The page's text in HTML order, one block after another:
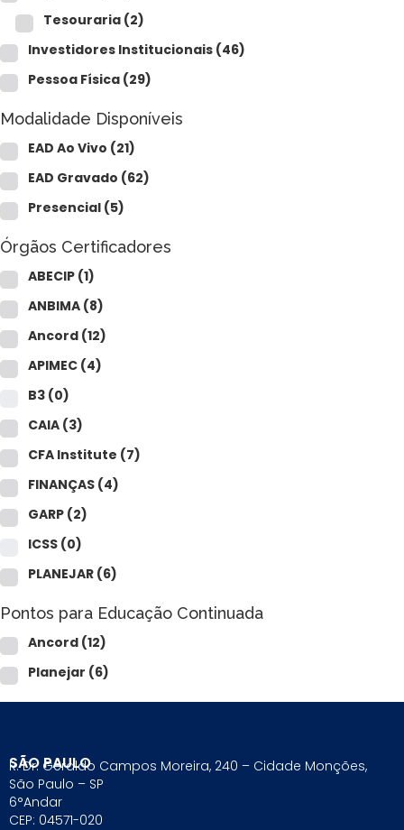
Tesouraria (2)
Investidores Institucionais (46)
Pessoa Física (29)
Modalidade Disponíveis
EAD Ao Vivo (21)
EAD Gravado (62)
Presencial (5)
Órgãos Certificadores
ABECIP (1)
ANBIMA (8)
Ancord (12)
APIMEC (4)
B3 (0)
CAIA (3)
CFA Institute (7)
FINANÇAS (4)
GARP (2)
ICSS (0)
PLANEJAR (6)
Pontos para Educação Continuada
Ancord (12)
Planejar (6)
SÃO PAULO
R. Dr. Geraldo Campos Moreira, 240 – Cidade Monções,
São Paulo – SP
6°Andar
CEP: 04571-020